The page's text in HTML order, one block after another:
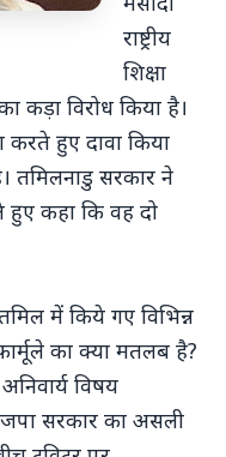
था"
डिलीवर करते हुए
परिवार का
राष्ट्रीय
शिक्षा
कड़ा विरोध किया है।
हुए दावा किया
तमिलनाडु सरकार ने
हुए कहा कि वह दो
में किये गए विभिन्न
का क्या मतलब है?
विषय
सरकार का असली